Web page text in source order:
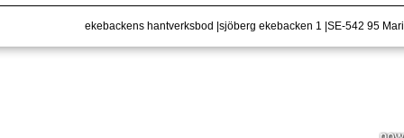
ekebackens hantverksbod |sjöberg ekebacken 1 |SE-542 95